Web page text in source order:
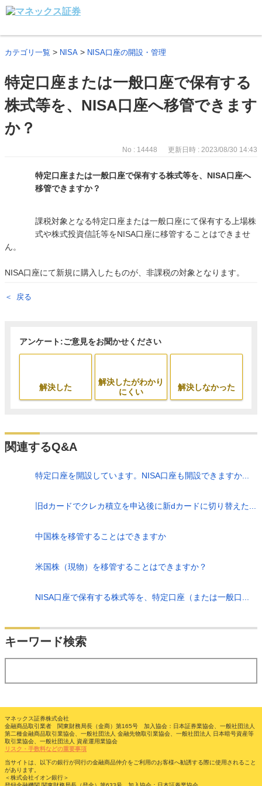
カテゴリ一覧 > NISA > NISA口座の開設・管理
特定口座または一般口座で保有する
株式等を、NISA口座へ移管できます
か？
No : 14448 更新日時 : 2023/08/30 14:43
特定口座または一般口座で保有する株式等を、NISA口座へ
移管できますか？
課税対象となる特定口座または一般口座にて保有する上場株
式や株式投資信託等をNISA口座に移管することはできませ
ん。
NISA口座にて新規に購入したものが、非課税の対象となります。
戻る
アンケート:ご意見をお聞かせください
解決した
解決したがわかり
にくい
解決しなかった
関連するQ&A
特定口座を開設しています。NISA口座も開設できますか...
旧dカードでクレカ積立を申込後に新dカードに切り替えた...
中国株を移管することはできますか
米国株（現物）を移管することはできますか？
NISA口座で保有する株式等を、特定口座（または一般口...
キーワード検索
マネックス証券株式会社
金融商品取引業者 関東財務局長（金商）第165号 加入協会：日本証券業協会、一般社団法人
第二種金融商品取引業協会、一般社団法人 金融先物取引業協会、一般社団法人 日本暗号資産等
取引業協会、一般社団法人 資産運用業協会
リスク・手数料などの重要事項
当サイトは、以下の銀行が同行の金融商品仲介をご利用のお客様へ勧誘する際に使用されること
があります。
＜株式会社イオン銀行＞